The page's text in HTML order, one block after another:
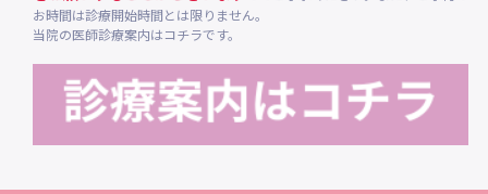
お時間は診療開始時間とは限りません。
当院の医師診療案内はコチラです。